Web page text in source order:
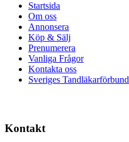
Startsida
Om oss
Annonsera
Köp & Sälj
Prenumerera
Vanliga Frågor
Kontakta oss
Sveriges Tandläkarförbund
Kontakt